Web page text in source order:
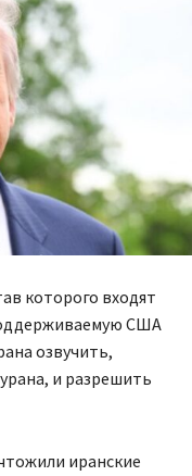
которого входят
США
озвучить,
и разрешить
иранские